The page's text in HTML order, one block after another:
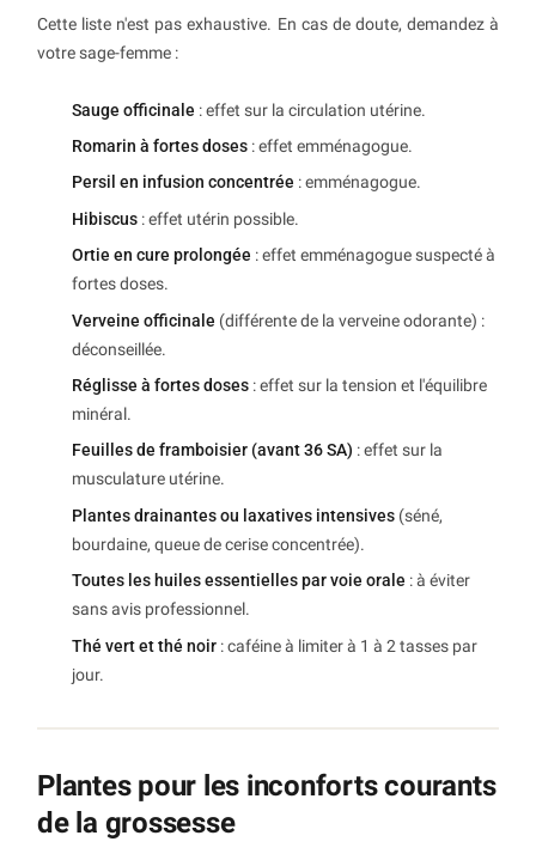
Cette liste n'est pas exhaustive. En cas de doute, demandez à
votre sage-femme :
Sauge officinale : effet sur la circulation utérine.
Romarin à fortes doses : effet emménagogue.
Persil en infusion concentrée : emménagogue.
Hibiscus : effet utérin possible.
Ortie en cure prolongée : effet emménagogue suspecté à
fortes doses.
Verveine officinale (différente de la verveine odorante) :
déconseillée.
Réglisse à fortes doses : effet sur la tension et l'équilibre
minéral.
Feuilles de framboisier (avant 36 SA) : effet sur la
musculature utérine.
Plantes drainantes ou laxatives intensives (séné,
bourdaine, queue de cerise concentrée).
Toutes les huiles essentielles par voie orale : à éviter
sans avis professionnel.
Thé vert et thé noir : caféine à limiter à 1 à 2 tasses par
jour.
Plantes pour les inconforts courants
de la grossesse